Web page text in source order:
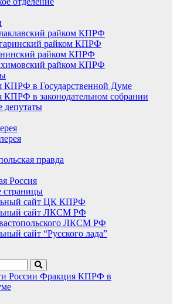
райком КПРФ
райком КПРФ
райком КПРФ
райком КПРФ
КПРФ в Государственной Думе
КПРФ в законодательном собрании
депутаты
правда
Россия
страницы
сайт ЦК КПРФ
сайт ЛКСМ РФ
ЛКСМ РФ
сайт “Русского лада”
России Фракция КПРФ в